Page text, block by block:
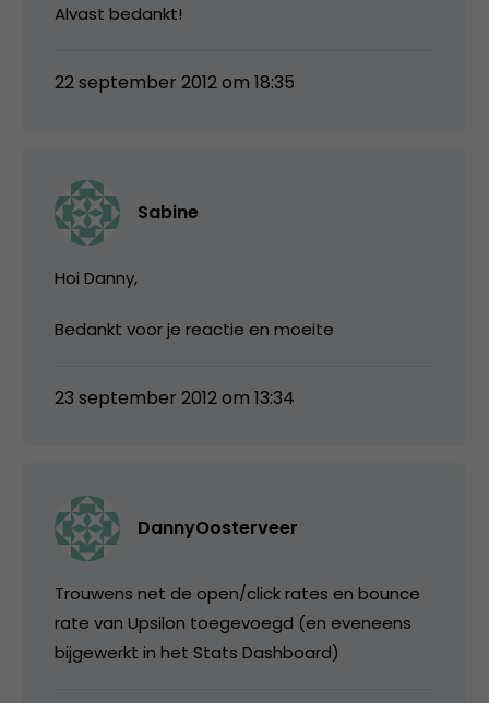
Alvast bedankt!
22 september 2012 om 18:35
Sabine
Hoi Danny,
Bedankt voor je reactie en moeite
23 september 2012 om 13:34
DannyOosterveer
Trouwens net de open/click rates en bounce
rate van Upsilon toegevoegd (en eveneens
bijgewerkt in het Stats Dashboard)